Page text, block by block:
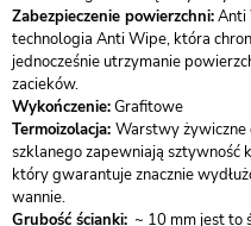
Zabezpieczenie powierzchni:Anti
technologia Anti Wipe, która
jednocześnie utrzymanie
zacieków.
Wykończenie:Grafitowe
Termoizolacja: Warstwy żywiczne
szklanego zapewniają sztywność
który gwarantuje znacznie
wannie.
Grubość ścianki: ~ 10 mm jest to